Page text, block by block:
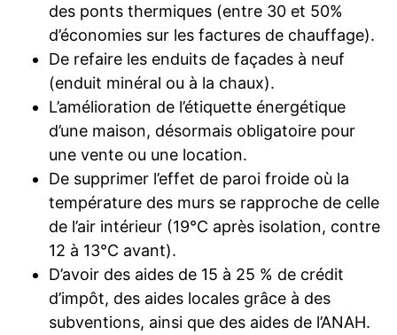
des ponts thermiques (entre 30 et 50%
d’économies sur les factures de chauffage).
De refaire les enduits de façades à neuf
(enduit minéral ou à la chaux).
L’amélioration de l’étiquette énergétique
d’une maison, désormais obligatoire pour
une vente ou une location.
De supprimer l’effet de paroi froide où la
température des murs se rapproche de celle
de l’air intérieur (19°C après isolation, contre
12 à 13°C avant).
D’avoir des aides de 15 à 25 % de crédit
d’impôt, des aides locales grâce à des
subventions, ainsi que des aides de l’ANAH.